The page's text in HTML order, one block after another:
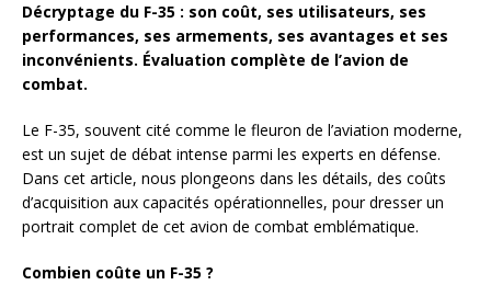
Décryptage du F-35 : son coût, ses utilisateurs, ses
performances, ses armements, ses avantages et ses
inconvénients. Évaluation complète de l’avion de
combat.
Le F-35, souvent cité comme le fleuron de l’aviation moderne,
est un sujet de débat intense parmi les experts en défense.
Dans cet article, nous plongeons dans les détails, des coûts
d’acquisition aux capacités opérationnelles, pour dresser un
portrait complet de cet avion de combat emblématique.
Combien coûte un F-35 ?